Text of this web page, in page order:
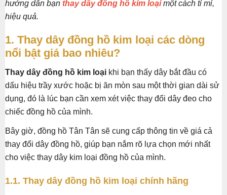
hướng dẫn bạn thay dây đồng hồ kim loạimột cách tỉ mỉ,
hiệu quả.
1. Thay dây đồng hồ kim loại các dòng
nổi bật giá bao nhiêu?
Thay dây đồng hồ kim loại khi bạn thấy dây bắt đầu có
dấu hiệu trầy xước hoặc bị ăn mòn sau một thời gian dài sử
dụng, đó là lúc bạn cần xem xét việc thay đổi dây đeo cho
chiếc đồng hồ của mình.
Bây giờ, đồng hồ Tân Tân sẽ cung cấp thông tin về giá cả
thay đổi dây đồng hồ, giúp bạn nắm rõ lựa chọn mới nhất
cho việc thay dây kim loại đồng hồ của mình.
1.1. Thay dây đồng hồ kim loại chính hãng